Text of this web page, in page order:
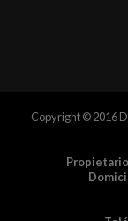
Copyright © 2016